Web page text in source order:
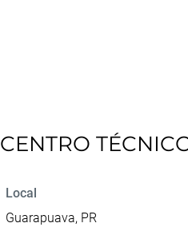
CENTRO
Local
Guarapuava, PR